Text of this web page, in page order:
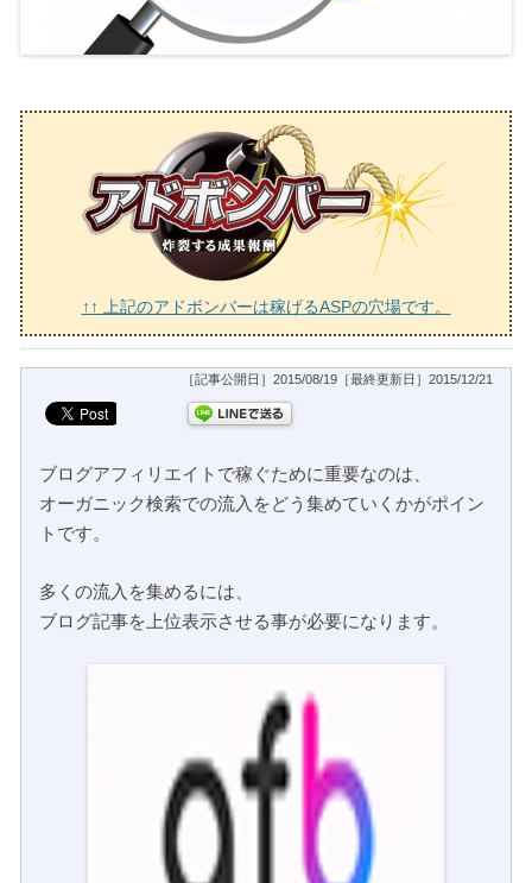
↑↑ 上記のアドボンバーは稼げるASPの穴場です。
［記事公開日］2015/08/19［最終更新日］2015/12/21
ブログアフィリエイトで稼ぐために重要なのは、
オーガニック検索での流入をどう集めていくかがポイン
トです。
多くの流入を集めるには、
ブログ記事を上位表示させる事が必要になります。